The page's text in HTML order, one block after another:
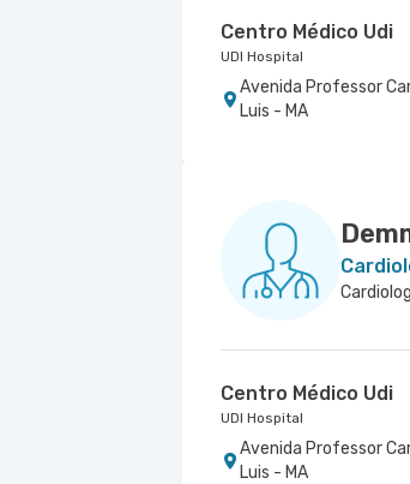
Centro Médico Udi
UDI Hospital
Avenida Professor
Luis - MA
Centro Médico Udi
UDI Hospital
Avenida Professor
Luis - MA